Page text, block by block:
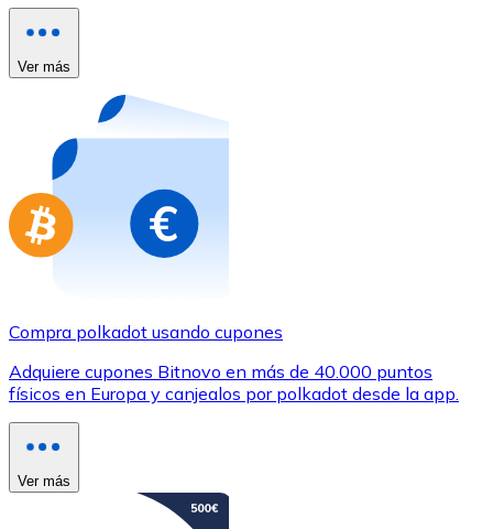
Nuevo
Compra tarjetas regalo de tus marcas favoritas con
Ir a la tienda de tarjetas regalo
Ver más
Compra polkadot usando cupones
Adquiere cupones Bitnovo en más de 40.000 puntos
físicos en Europa y canjealos por polkadot desde la app.
Ver más